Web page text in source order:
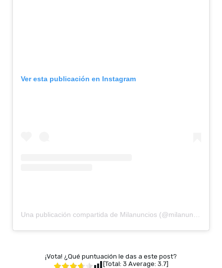
Ver esta publicación en Instagram
¡Vota! ¿Qué puntuación le das a este post?
[Total: 3 Average: 3.7]